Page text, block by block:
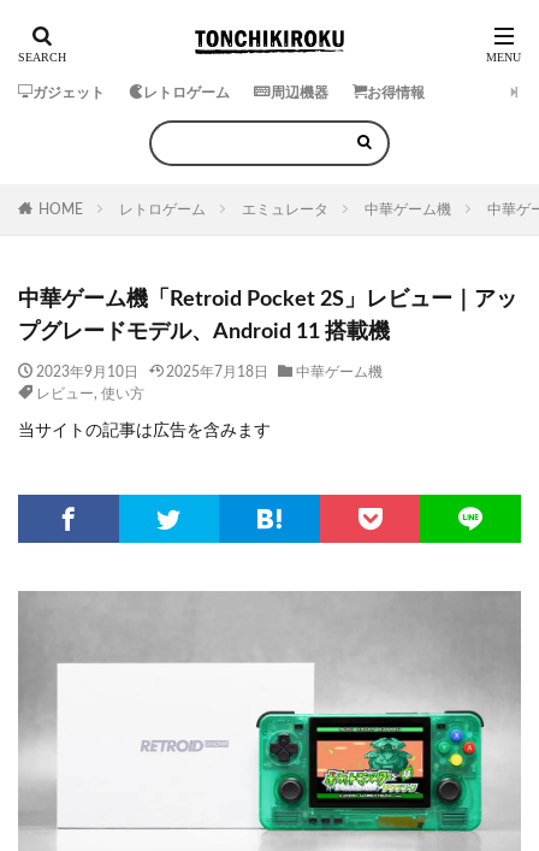
ガジェット レトロゲーム 周辺機器 お得情報
HOME レトロゲーム エミュレータ 中華ゲーム機 中華ゲ
中華ゲーム機「Retroid Pocket 2S」レビュー｜アッ
プグレードモデル、Android 11 搭載機
2023年9月10日 2025年7月18日
中華ゲーム機
レビュー, 使い方
当サイトの記事は広告を含みます